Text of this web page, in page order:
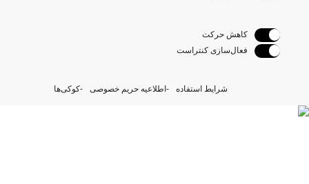
کاهش حرکت
فعال‌سازی کنتراست
شرایط استفاده اطلاعیه حریم خصوصی کوکی‌ها